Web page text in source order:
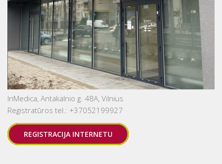
InMedica, Antakalnio g. 48A, Vilnius
Registratūros tel.: +37052199927
REGISTRACIJA INTERNETU